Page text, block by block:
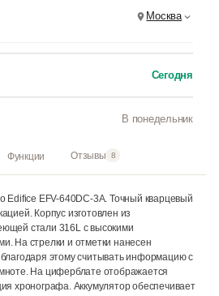
Москва
Сегодня
В понедельник
Функции Отзывы 8
Edifice EFV-640DC-3A. Точный кварцевый
Корпус изготовлен из
стали 316L с высокими
На стрелки и отметки нанесен
этому считывать информацию с
На циферблате отображается
хронографа. Аккумулятор обеспечивает